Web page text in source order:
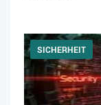
SICHERHEIT